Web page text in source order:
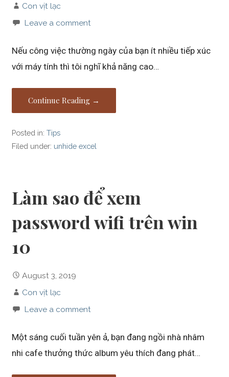
Con vịt lạc
Leave a comment
Nếu công việc thường ngày của bạn ít nhiều tiếp xúc
với máy tính thì tôi nghĩ khả năng cao…
Continue Reading →
Posted in:Tips
Filed under: unhide excel
Làm sao để xem
password wifi trên win
10
August 3, 2019
Con vịt lạc
Leave a comment
Một sáng cuối tuần yên ả, bạn đang ngồi nhà nhâm
nhi cafe thưởng thức album yêu thích đang phát…